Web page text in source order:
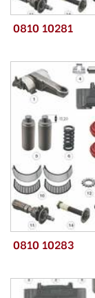
0810 10281
0810 10283